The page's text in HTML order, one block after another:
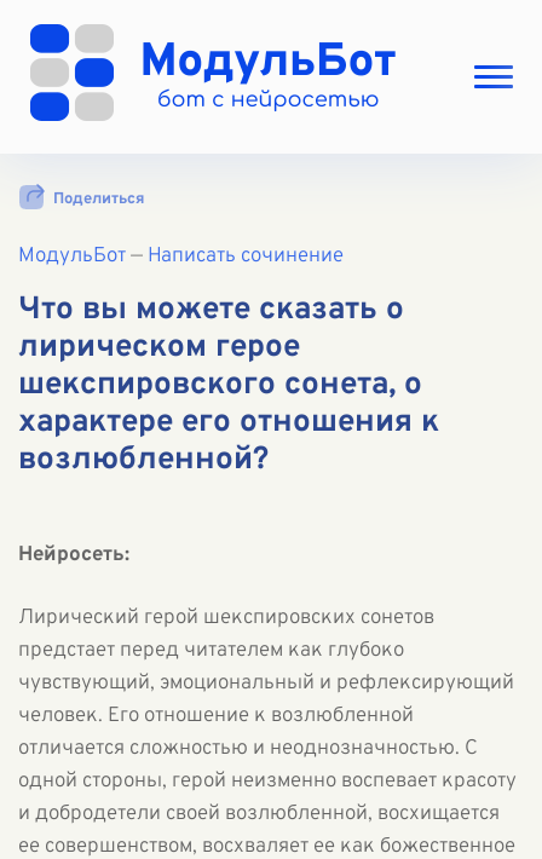
Выбрать режим
Вход
Поделиться
МодульБот— Написать сочинение
Что вы можете сказать о
лирическом герое
шекспировского сонета, о
характере его отношения к
возлюбленной?
Нейросеть:
Лирический герой шекспировских сонетов
предстает перед читателем как глубоко
чувствующий, эмоциональный и рефлексирующий
человек. Его отношение к возлюбленной
отличается сложностью и неоднозначностью. С
одной стороны, герой неизменно воспевает красоту
и добродетели своей возлюбленной, восхищается
ее совершенством, восхваляет ее как божественное